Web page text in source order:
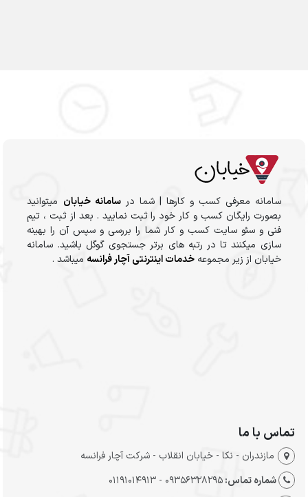
سامانه معرفی کسب و کارها | شما درسامانه خیابان میتوانید
بصورت رایگان کسب و کار خود را ثبت نمایید . بعد از ثبت ، تیم
فنی و سئو سایت کسب و کار شما را بررسی و سپس آن را بهینه
سازی میکنند تا در رتبه های برتر جستجوی گوگل باشید. سامانه
خیابان از زیر مجموعهخدمات اینترنتی آچار فرانسه میباشد .
تماس با ما
مازندران - نکا - خیابان انقلاب - شرکت آچار فرانسه
شماره تماس:09356328295 - 01191014913